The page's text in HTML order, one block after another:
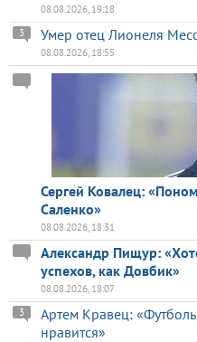
08.08.2026, 19:18
Умер отец Лионеля
3
08.08.2026, 18:55
Сергей Ковалец:
Саленко»
08.08.2026, 18:31
Александр Пищур:
успехов, как Довбик»
08.08.2026, 18:07
Артем Кравец:
нравится»
3